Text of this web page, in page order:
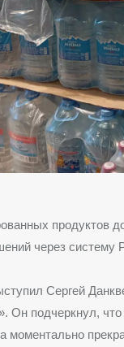
продуктов
через систему
Сергей
Он подчеркнул,
моментально